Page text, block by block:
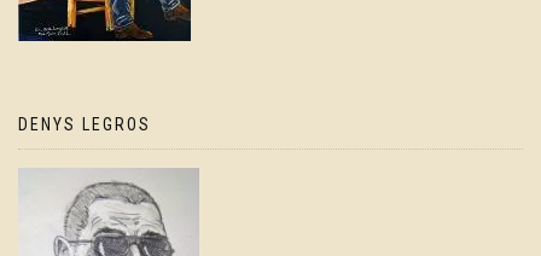
DENYS LEGROS